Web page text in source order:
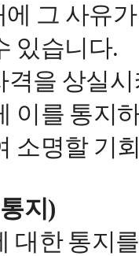
그 사유
있습니다.
을 상실
이를 통지
소명할 기
지)
대한 통지